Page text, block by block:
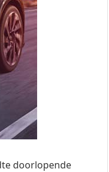
doorlopende